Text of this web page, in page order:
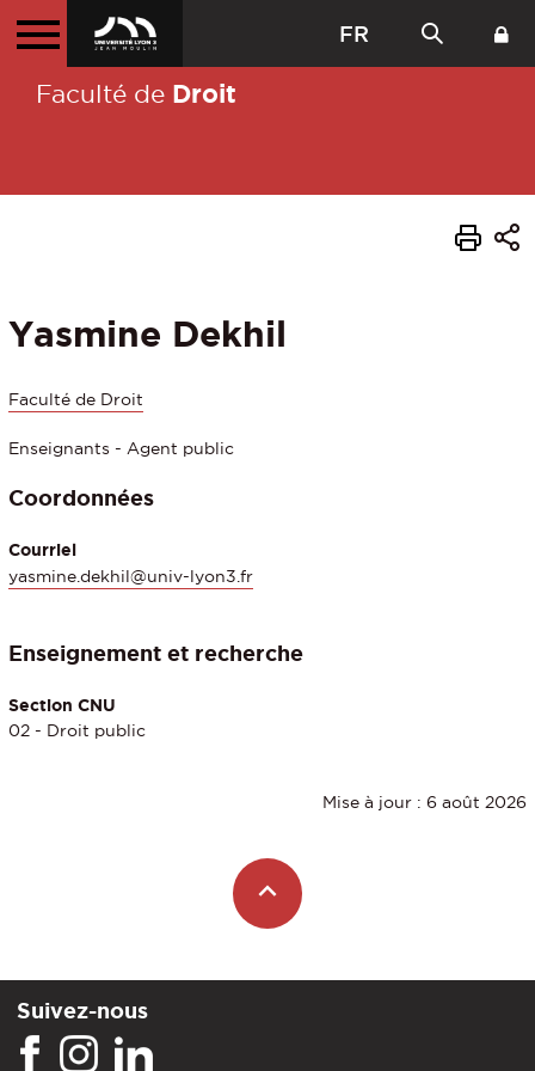
FR
Faculté de Droit
Yasmine Dekhil
Faculté de Droit
Enseignants - Agent public
Coordonnées
Courriel
yasmine.dekhil@univ-lyon3.fr
Enseignement et recherche
Section CNU
02 - Droit public
Mise à jour : 6 août 2026
Suivez-nous